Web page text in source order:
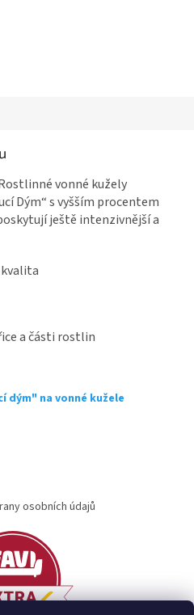
vonné kužely
Dým“ s vyšším procentem
ještě intenzivnější a
a části rostlin
dým" na vonné kužele
osobních údajů